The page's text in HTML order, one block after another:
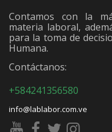
Contamos con la
materia laboral,
para la toma de
Humana.
Contáctanos:
+584241356580
info@lablabor.com.ve